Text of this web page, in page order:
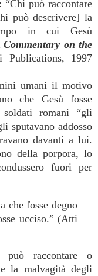
“Chi può raccontare
può descrivere] la
in cui Gesù
Commentary on the
Publications, 1997
umani il motivo
che Gesù fosse
romani “gli
sputavano addosso
davanti a lui.
della porpora, lo
fuori per
che fosse degno
ucciso.” (Atti
può raccontare o
la malvagità degli